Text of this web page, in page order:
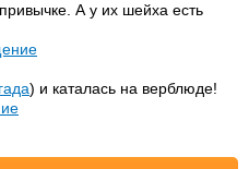
А у их шейха есть
) и каталась на верблюде!